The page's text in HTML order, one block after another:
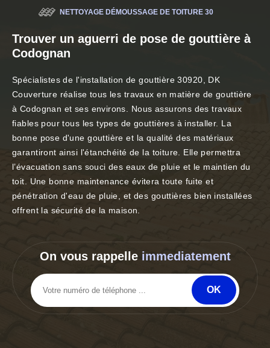
NETTOYAGE DÉMOUSSAGE DE TOITURE 30
Trouver un aguerri de pose de gouttière à
Codognan
Spécialistes de l'installation de gouttière 30920, DK
Couverture réalise tous les travaux en matière de gouttière
à Codognan et ses environs. Nous assurons des travaux
fiables pour tous les types de gouttières à installer. La
bonne pose d'une gouttière et la qualité des matériaux
garantiront ainsi l'étanchéité de la toiture. Elle permettra
l’évacuation sans souci des eaux de pluie et le maintien du
toit. Une bonne maintenance évitera toute fuite et
pénétration d'eau de pluie, et des gouttières bien installées
offrent la sécurité de la maison.
On vous rappelle immediatement